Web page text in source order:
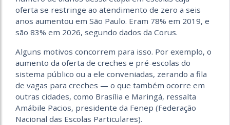
oferta se restringe ao atendimento de zero a seis
anos aumentou em São Paulo. Eram 78% em 2019, e
são 83% em 2026, segundo dados da Corus.
Alguns motivos concorrem para isso. Por exemplo, o
aumento da oferta de creches e pré-escolas do
sistema público ou a ele conveniadas, zerando a fila
de vagas para creches — o que também ocorre em
outras cidades, como Brasília e Maringá, ressalta
Amábile Pacios, presidente da Fenep (Federação
Nacional das Escolas Particulares).